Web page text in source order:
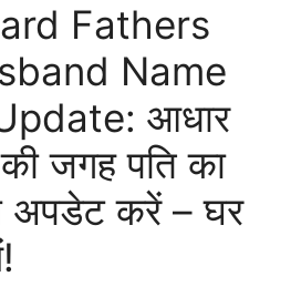
Fathers
Name
आधार
की जगह पति का
अपडेट करें – घर